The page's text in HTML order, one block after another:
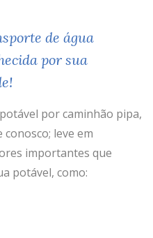
de água
por sua
por caminhão pipa,
leve em
importantes que
potável, como: